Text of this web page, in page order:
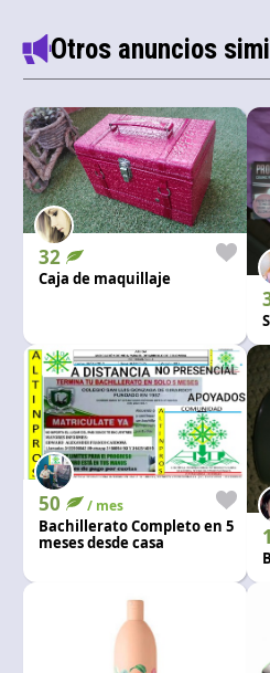
Otros anuncios
32
Caja de maquillaje
50 / mes
Bachillerato Completo en 5
meses desde casa